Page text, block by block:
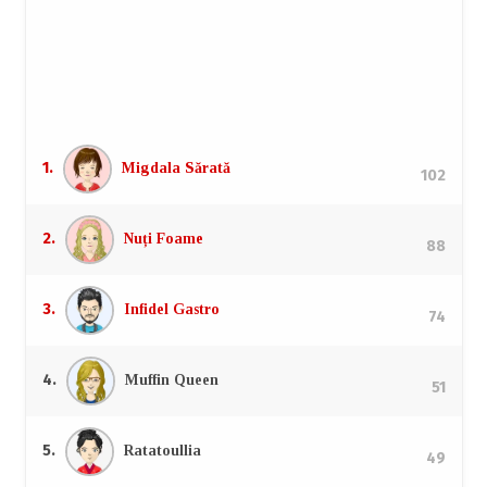
1. Migdala Sărată 102
2. Nuți Foame 88
3. Infidel Gastro 74
4. Muffin Queen 51
5. Ratatoullia 49